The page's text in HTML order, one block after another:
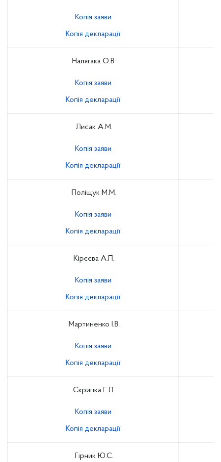
Копія заяви
Копія декларації
Налягака О.В.
Копія заяви
Копія декларації
Лисак А.М.
Копія заяви
Копія декларації
Поліщук М.М.
Копія заяви
Копія декларації
Кірєєва А.П.
Копія заяви
Копія декларації
Мартиненко І.В.
Копія заяви
Копія декларації
Скрипка Г.Л.
Копія заяви
Копія декларації
Гірник Ю.С.